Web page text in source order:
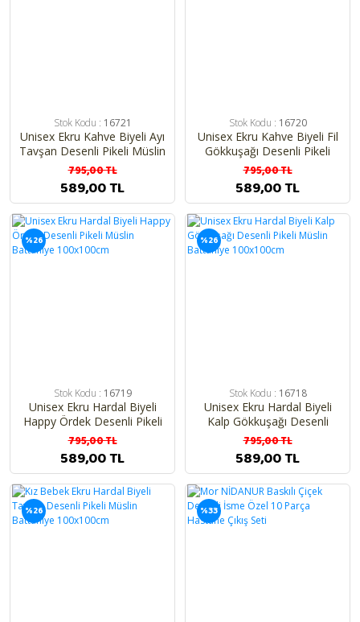
Stok Kodu : 16721
Unisex Ekru Kahve Biyeli Ayı
Tavşan Desenli Pikeli Müslin
Battaniye 100x100cm
795,00 TL
589,00 TL
Stok Kodu : 16720
Unisex Ekru Kahve Biyeli Fil
Gökkuşağı Desenli Pikeli
Müslin Battaniye
100x100cm
795,00 TL
589,00 TL
%26
Stok Kodu : 16719
Unisex Ekru Hardal Biyeli
Happy Ördek Desenli Pikeli
Müslin Battaniye
100x100cm
795,00 TL
589,00 TL
%26
Stok Kodu : 16718
Unisex Ekru Hardal Biyeli
Kalp Gökkuşağı Desenli
Pikeli Müslin Battaniye
100x100cm
795,00 TL
589,00 TL
%26 %33